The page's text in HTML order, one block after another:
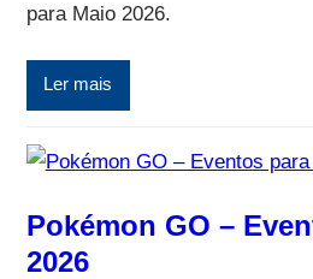
para Maio 2026.
Ler mais
Pokémon GO –
2026